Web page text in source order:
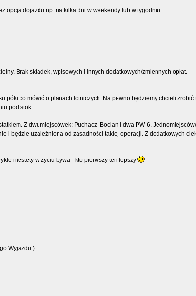
opcja dojazdu np. na kilka dni w weekendy lub w tygodniu.
Brak składek, wpisowych i innych dodatkowych/zmiennych opłat.
póki co mówić o planach lotniczych. Na pewno będziemy chcieli
pod stok.
Z dwumiejscówek: Puchacz, Bocian i dwa PW-6.
i będzie uzależniona od zasadności takiej operacji. Z dodatkowych
niestety w życiu bywa - kto pierwszy ten lepszy
Wyjazdu ):